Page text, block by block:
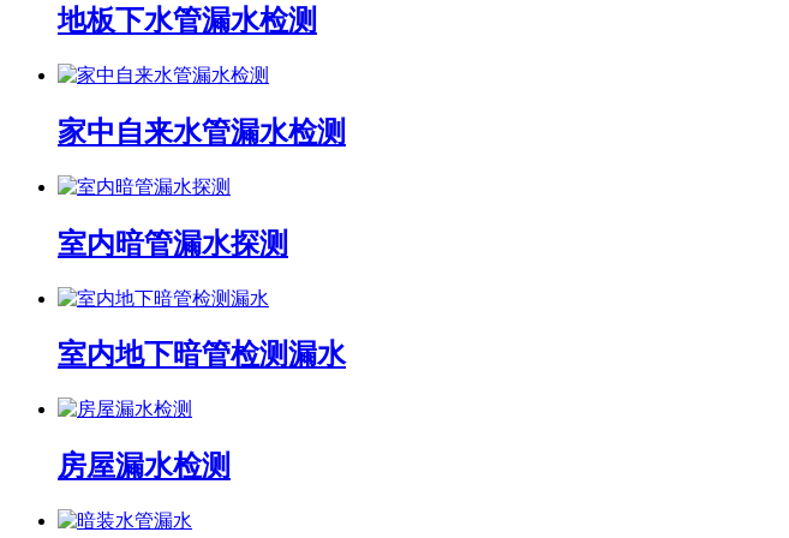
地板下水管漏水检测
家中自来水管漏水检测
室内暗管漏水探测
室内地下暗管检测漏水
房屋漏水检测